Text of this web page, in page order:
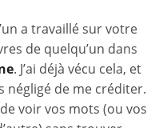
a travaillé sur votre
de quelqu’un dans
. J’ai déjà vécu cela, et
négligé de me créditer.
voir vos mots (ou vos